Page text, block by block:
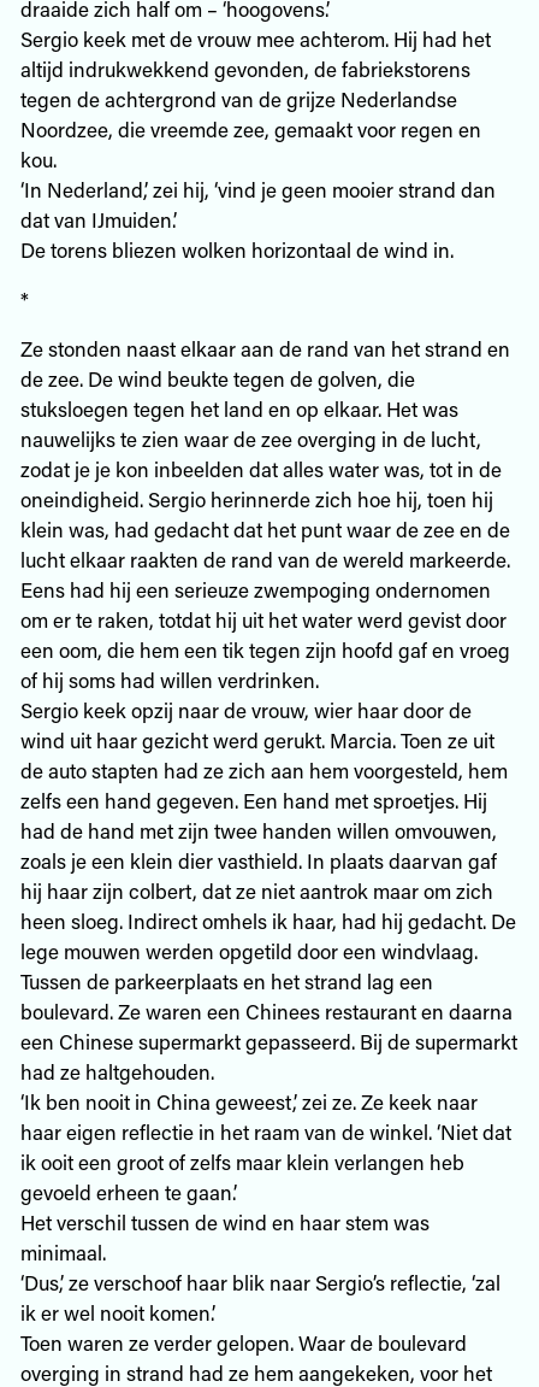
draaide zich half om – ‘hoogovens.’
Sergio keek met de vrouw mee achterom. Hij had het
altijd indrukwekkend gevonden, de fabriekstorens
tegen de achtergrond van de grijze Nederlandse
Noordzee, die vreemde zee, gemaakt voor regen en
kou.
‘In Nederland,’ zei hij, ‘vind je geen mooier strand dan
dat van IJmuiden.’
De torens bliezen wolken horizontaal de wind in.
*
Ze stonden naast elkaar aan de rand van het strand en
de zee. De wind beukte tegen de golven, die
stuksloegen tegen het land en op elkaar. Het was
nauwelijks te zien waar de zee overging in de lucht,
zodat je je kon inbeelden dat alles water was, tot in de
oneindigheid. Sergio herinnerde zich hoe hij, toen hij
klein was, had gedacht dat het punt waar de zee en de
lucht elkaar raakten de rand van de wereld markeerde.
Eens had hij een serieuze zwempoging ondernomen
om er te raken, totdat hij uit het water werd gevist door
een oom, die hem een tik tegen zijn hoofd gaf en vroeg
of hij soms had willen verdrinken.
Sergio keek opzij naar de vrouw, wier haar door de
wind uit haar gezicht werd gerukt. Marcia. Toen ze uit
de auto stapten had ze zich aan hem voorgesteld, hem
zelfs een hand gegeven. Een hand met sproetjes. Hij
had de hand met zijn twee handen willen omvouwen,
zoals je een klein dier vasthield. In plaats daarvan gaf
hij haar zijn colbert, dat ze niet aantrok maar om zich
heen sloeg. Indirect omhels ik haar, had hij gedacht. De
lege mouwen werden opgetild door een windvlaag.
Tussen de parkeerplaats en het strand lag een
boulevard. Ze waren een Chinees restaurant en daarna
een Chinese supermarkt gepasseerd. Bij de supermarkt
had ze haltgehouden.
‘Ik ben nooit in China geweest,’ zei ze. Ze keek naar
haar eigen reflectie in het raam van de winkel. ‘Niet dat
ik ooit een groot of zelfs maar klein verlangen heb
gevoeld erheen te gaan.’
Het verschil tussen de wind en haar stem was
minimaal.
‘Dus,’ ze verschoof haar blik naar Sergio’s reflectie, ‘zal
ik er wel nooit komen.’
Toen waren ze verder gelopen. Waar de boulevard
overging in strand had ze hem aangekeken, voor het